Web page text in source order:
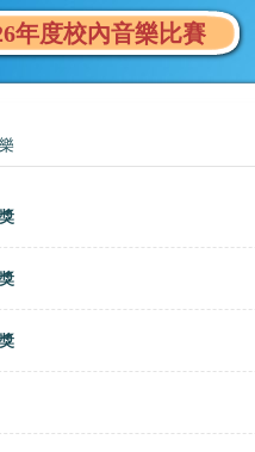
年度校內音樂比賽